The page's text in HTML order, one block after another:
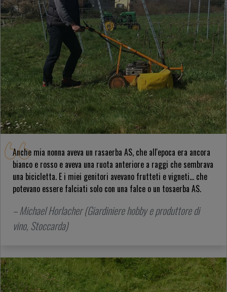
Anche mia nonna aveva un rasaerba AS, che all'epoca era ancora
bianco e rosso e aveva una ruota anteriore a raggi che sembrava
una bicicletta. E i miei genitori avevano frutteti e vigneti... che
potevano essere falciati solo con una falce o un tosaerba AS.
– Michael Horlacher (Giardiniere hobby e produttore di
vino, Stoccarda)